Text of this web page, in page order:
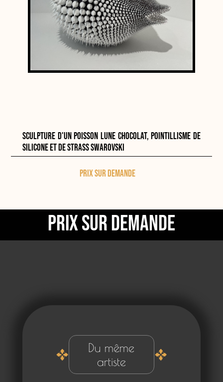
Sculpture d'un poisson lune chocolat, pointillisme de
silicone et de strass Swarovski
Prix sur demande
Prix sur demande
Du même
artiste